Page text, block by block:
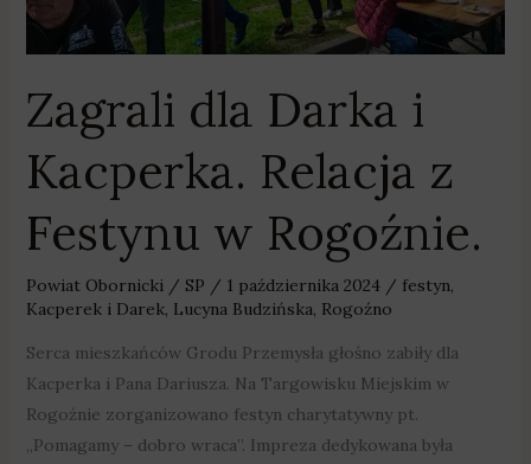
Zagrali dla Darka i
Kacperka. Relacja z
Festynu w Rogoźnie.
Powiat Obornicki/ SP / 1 października 2024 / festyn,
Kacperek i Darek, Lucyna Budzińska, Rogoźno
Serca mieszkańców Grodu Przemysła głośno zabiły dla
Kacperka i Pana Dariusza. Na Targowisku Miejskim w
Rogoźnie zorganizowano festyn charytatywny pt.
„Pomagamy – dobro wraca”. Impreza dedykowana była
Festynu